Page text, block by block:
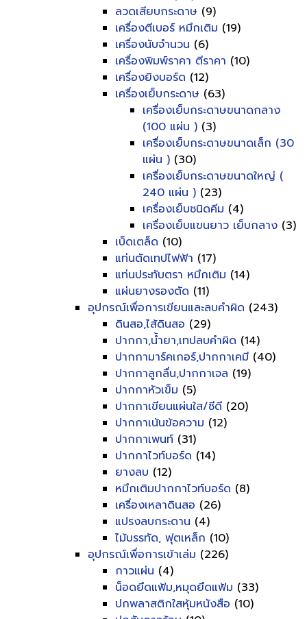
ลวดเสียบกระดาษ (9)
เครื่องตีเบอร์ หมึกเติม (19)
เครื่องนับจำนวน (6)
เครื่องพิมพ์ราคา ตีราคา (10)
เครื่องยิงบอร์ด (12)
เครื่องเย็บกระดาษ (63)
เครื่องเย็บกระดาษขนาดกลาง
(100 แผ่น ) (3)
เครื่องเย็บกระดาษขนาดเล็ก (30
แผ่น ) (30)
เครื่องเย็บกระดาษขนาดใหญ่ (
240 แผ่น ) (23)
เครื่องเย็บชนิดคีม (4)
เครื่องเย็บแขนยาว เย็บกลาง (3)
เบ็ดเตล็ด (10)
แท่นตัดเทปไฟฟ้า (17)
แท่นประทับตรา หมึกเติม (14)
แผ่นยางรองตัด (11)
อุปกรณ์เพื่อการเขียนและลบคำผิด (243)
ดินสอ,ไส้ดินสอ (29)
ปากกา,น้ำยา,เทปลบคำผิด (14)
ปากกามาร์คเกอร์,ปากกาเคมี (40)
ปากกาลูกลื่น,ปากกาเจล (19)
ปากกาหัวเข็ม (5)
ปากกาเขียนแผ่นใส/ซีดี (20)
ปากกาเน้นข้อความ (12)
ปากกาเพนท์ (31)
ปากกาไวท์บอร์ด (14)
ยางลบ (12)
หมึกเติมปากกาไวท์บอร์ด (8)
เครื่องเหลาดินสอ (26)
แปรงลบกระดาน (4)
ไม้บรรทัด, ฟุตเหล็ก (10)
อุปกรณ์เพื่อการเข้าเล่ม (226)
กาวแผ่น (4)
น็อดยึดแฟ้ม,หมุดยึดแฟ้ม (33)
ปกพลาสติกใสหุ้มหนังสือ (10)